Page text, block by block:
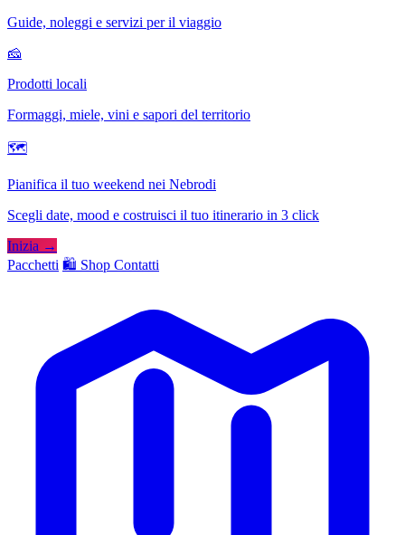
Guide, noleggi e servizi per il viaggio
🧀
Prodotti locali
Formaggi, miele, vini e sapori del territorio
🗺
Pianifica il tuo weekend nei Nebrodi
Scegli date, mood e costruisci il tuo itinerario in 3 click
Inizia →
Pacchetti 🛍️ Shop Contatti